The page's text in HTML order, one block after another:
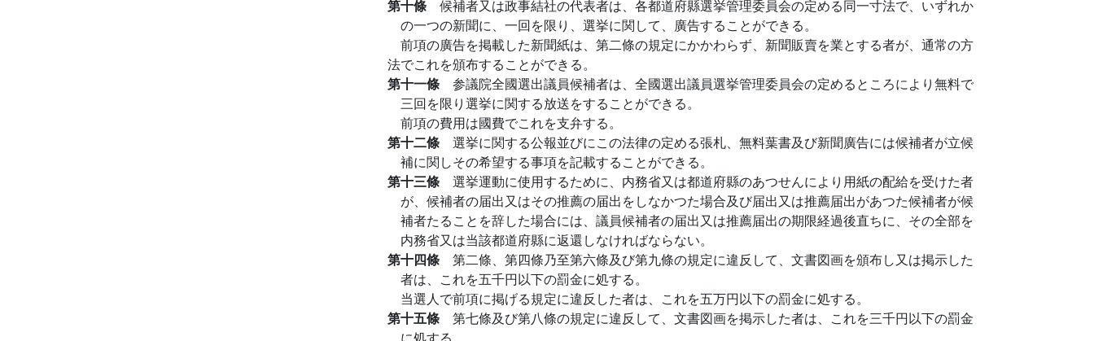
第十條 候補者又は政事結社の代表者は、各都道府縣選挙管理委員会の定める同一寸法で、いずれか
の一つの新聞に、一回を限り、選挙に関して、廣告することができる。
前項の廣告を掲載した新聞紙は、第二條の規定にかかわらず、新聞販賣を業とする者が、通常の方
法でこれを頒布することができる。
第十一條 参議院全國選出議員候補者は、全國選出議員選挙管理委員会の定めるところにより無料で
三回を限り選挙に関する放送をすることができる。
前項の費用は國費でこれを支弁する。
第十二條 選挙に関する公報並びにこの法律の定める張札、無料葉書及び新聞廣告には候補者が立候
補に関しその希望する事項を記載することができる。
第十三條 選挙運動に使用するために、内務省又は都道府縣のあつせんにより用紙の配給を受けた者
が、候補者の届出又はその推薦の届出をしなかつた場合及び届出又は推薦届出があつた候補者が候
補者たることを辞した場合には、議員候補者の届出又は推薦届出の期限経過後直ちに、その全部を
内務省又は当該都道府縣に返還しなければならない。
第十四條 第二條、第四條乃至第六條及び第九條の規定に違反して、文書図画を頒布し又は掲示した
者は、これを五千円以下の罰金に処する。
当選人で前項に掲げる規定に違反した者は、これを五万円以下の罰金に処する。
第十五條 第七條及び第八條の規定に違反して、文書図画を掲示した者は、これを三千円以下の罰金